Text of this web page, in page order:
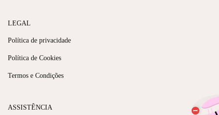
LEGAL
Política de privacidade
Política de Cookies
Termos e Condições
ASSISTÊNCIA